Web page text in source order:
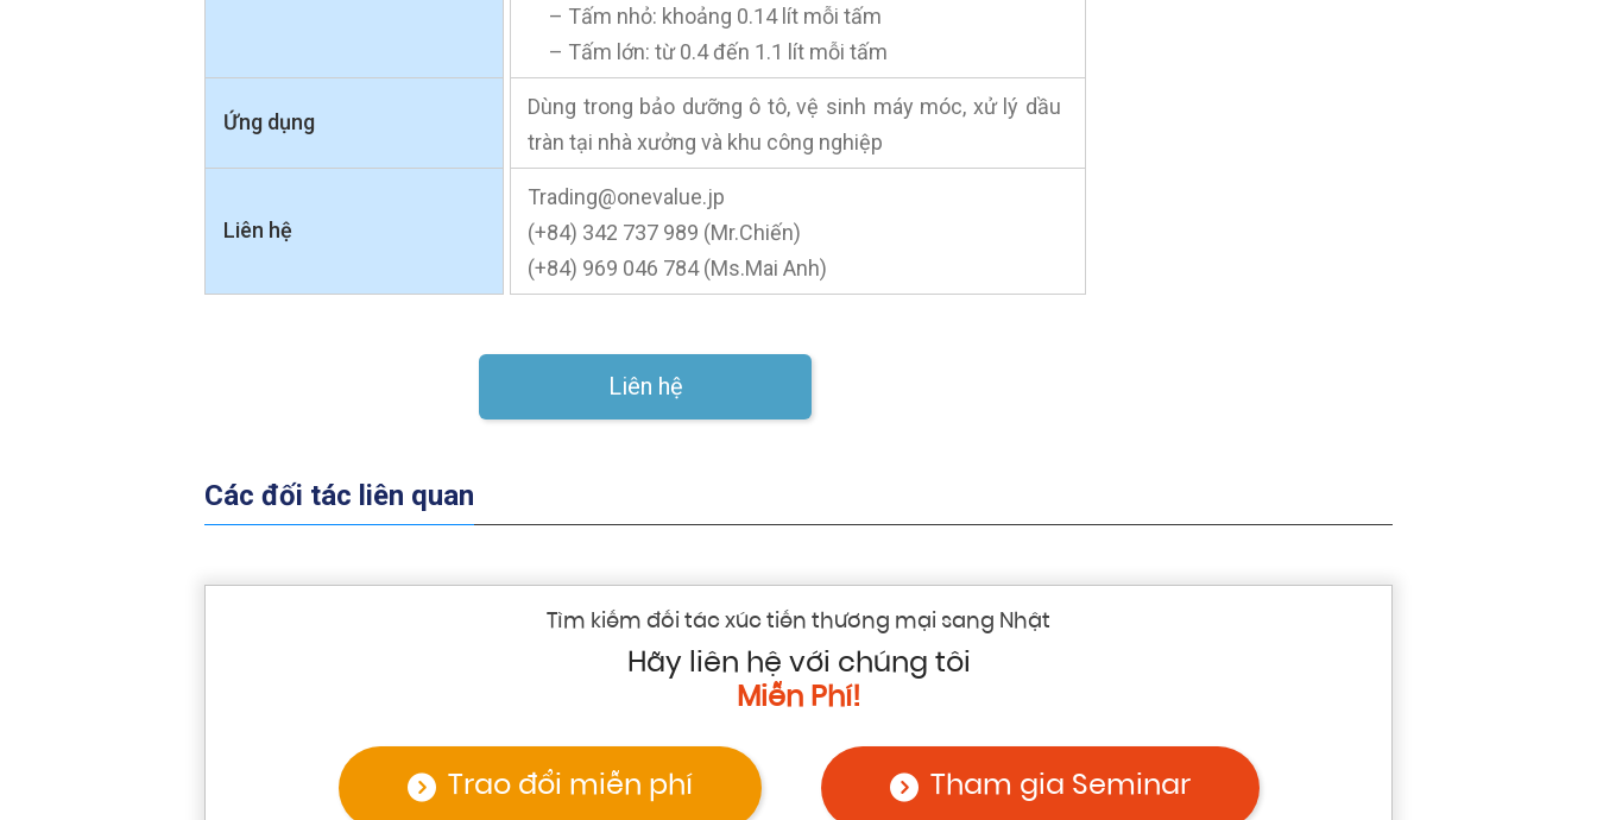
– Tấm nhỏ: khoảng 0.14 lít mỗi tấm
– Tấm lớn: từ 0.4 đến 1.1 lít mỗi tấm
Ứng dụng
Dùng trong bảo dưỡng ô tô, vệ sinh máy móc, xử lý dầu
tràn tại nhà xưởng và khu công nghiệp
Liên hệ
Trading@onevalue.jp
(+84) 342 737 989 (Mr.Chiến)
(+84) 969 046 784 (Ms.Mai Anh)
Liên hệ
Các đối tác liên quan
Tìm kiếm đối tác xúc tiến thương mại sang Nhật
Hãy liên hệ với chúng tôi
Miễn Phí!
Trao đổi miễn phí Tham gia Seminar